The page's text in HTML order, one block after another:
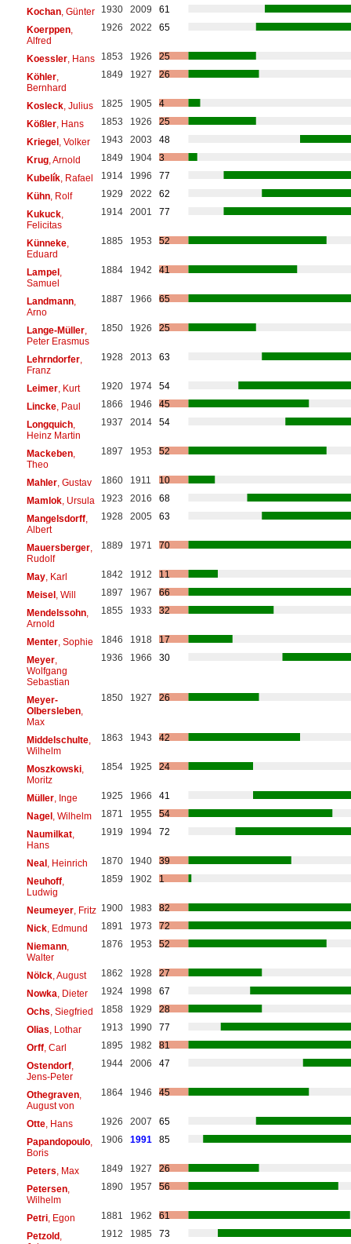
Kochan, Günter 1930 2009
61
Koerppen,
Alfred
1926 2022 65
Koessler, Hans 1853 1926
25
Köhler,
Bernhard
1849 1927 26
Kosleck, Julius 1825 1905
4
Kößler, Hans 1853 1926
25
Kriegel, Volker 1943 2003
48
Krug, Arnold 1849 1904
3
Kubelík, Rafael 1914 1996
77
Kühn, Rolf 1929 2022
62
Kukuck,
Felicitas
1914 2001 77
Künneke,
Eduard
1885 1953 52
Lampel,
Samuel
1884 1942 41
Landmann,
Arno
1887 1966 65
Lange-Müller,
Peter Erasmus
1850 1926 25
Lehrndorfer,
Franz
1928 2013 63
Leimer, Kurt 1920 1974
54
Lincke, Paul 1866 1946
45
Longquich,
Heinz Martin
1937 2014 54
Mackeben,
Theo
1897 1953 52
Mahler, Gustav 1860 1911
10
Mamlok, Ursula 1923 2016
68
Mangelsdorff,
Albert
1928 2005 63
Mauersberger,
Rudolf
1889 1971 70
May, Karl 1842 1912
11
Meisel, Will 1897 1967
66
Mendelssohn,
Arnold
1855 1933 32
Menter, Sophie 1846 1918
17
Meyer,
Wolfgang
Sebastian
1936 1966 30
Meyer-
Olbersleben,
Max
1850 1927 26
Middelschulte,
Wilhelm
1863 1943 42
Moszkowski,
Moritz
1854 1925 24
Müller, Inge 1925 1966
41
Nagel, Wilhelm 1871 1955
54
Naumilkat,
Hans
1919 1994 72
Neal, Heinrich 1870 1940
39
Neuhoff,
Ludwig
1859 1902 1
Neumeyer, Fritz 1900 1983
82
Nick, Edmund 1891 1973
72
Niemann,
Walter
1876 1953 52
Nölck, August 1862 1928
27
Nowka , Dieter 1924 1998
67
Ochs , Siegfried 1858 1929
28
Olias , Lothar 1913 1990
77
Orff, Carl 1895 1982
81
Ostendorf,
Jens-Peter
1944 2006 47
Othegraven,
August von
1864 1946 45
Otte, Hans 1926 2007
65
Papandopoulo,
Boris
1906 1991 85
Peters , Max 1849 1927
26
Petersen,
Wilhelm
1890 1957 56
Petri, Egon 1881 1962
61
Petzold,
1912 1985 73